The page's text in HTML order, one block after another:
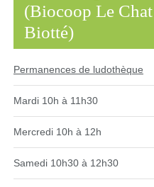
(Biocoop Le Chat
Biotté)
Permanences de ludothèque
Mardi 10h à 11h30
Mercredi 10h à 12h
Samedi 10h30 à 12h30